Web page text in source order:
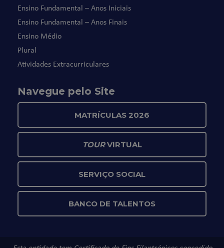
Ensino Fundamental – Anos Iniciais
Ensino Fundamental – Anos Finais
Ensino Médio
Plural
Atividades Extracurriculares
Navegue pelo Site
MATRÍCULAS 2026
TOURVIRTUAL
SERVIÇO SOCIAL
BANCO DE TALENTOS